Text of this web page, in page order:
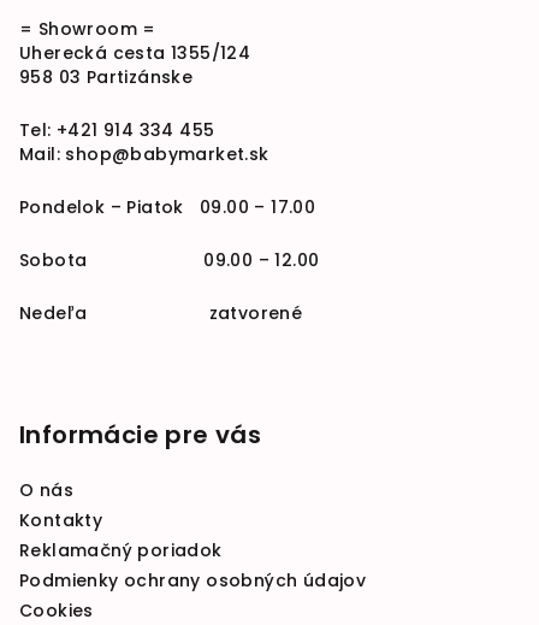
= Showroom =
Uherecká cesta 1355/124
958 03 Partizánske
Tel: +421 914 334 455
Mail: shop@babymarket.sk
Pondelok – Piatok 09.00 – 17.00
Sobota 09.00 – 12.00
Nedeľa zatvorené
Informácie pre vás
O nás
Kontakty
Reklamačný poriadok
Podmienky ochrany osobných údajov
Cookies